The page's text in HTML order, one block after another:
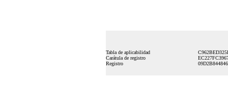
Tabla de aplicabilidad
Carátula de registro
Registro